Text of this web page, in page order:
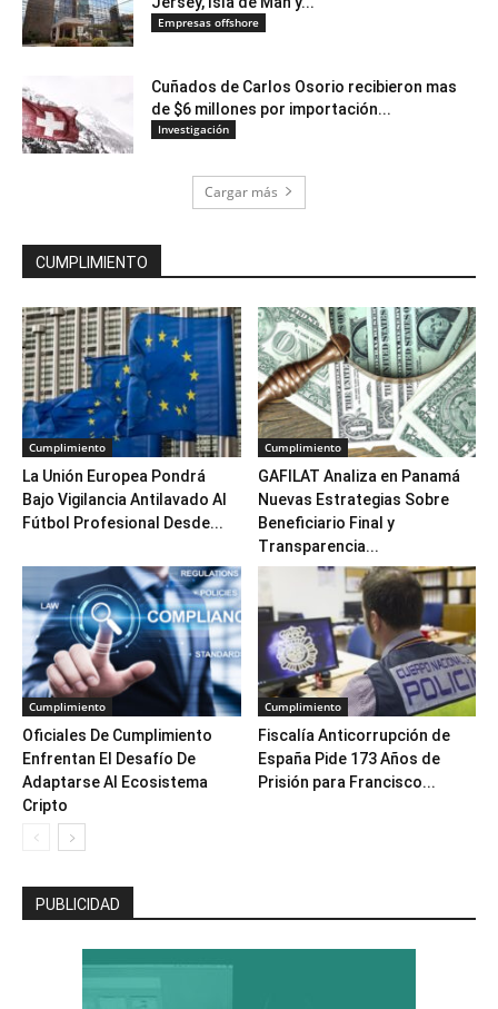
Empresas offshore
Cuñados de Carlos Osorio recibieron mas
de $6 millones por importación...
Investigación
Cargar más
CUMPLIMIENTO
Cumplimiento
La Unión Europea Pondrá
Bajo Vigilancia Antilavado Al
Fútbol Profesional Desde...
Cumplimiento
GAFILAT Analiza en Panamá
Nuevas Estrategias Sobre
Beneficiario Final y
Transparencia...
Cumplimiento
Oficiales De Cumplimiento
Enfrentan El Desafío De
Adaptarse Al Ecosistema
Cripto
Cumplimiento
Fiscalía Anticorrupción de
España Pide 173 Años de
Prisión para Francisco...
PUBLICIDAD